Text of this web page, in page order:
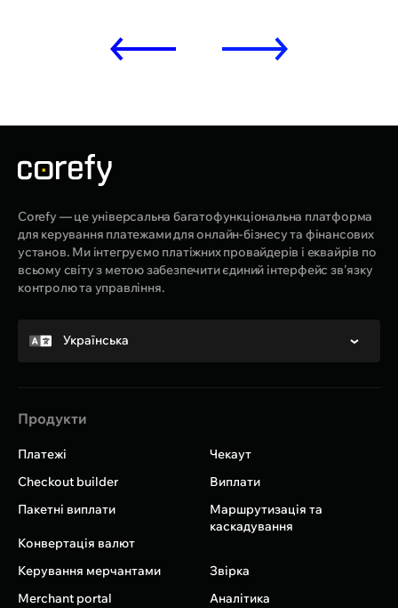
Corefy — це універсальна багатофункціональна платформа
для керування платежами для онлайн-бізнесу та фінансових
установ. Ми інтегруємо платіжних провайдерів і еквайрів по
всьому світу з метою забезпечити єдиний інтерфейс зв'язку
контролю та управління.
Продукти
Платежі
Чекаут
Checkout builder
Виплати
Пакетні виплати
Маршрутизація та
каскадування
Конвертація валют
Керування мерчантами
Звірка
Merchant portal
Аналітика
Українська